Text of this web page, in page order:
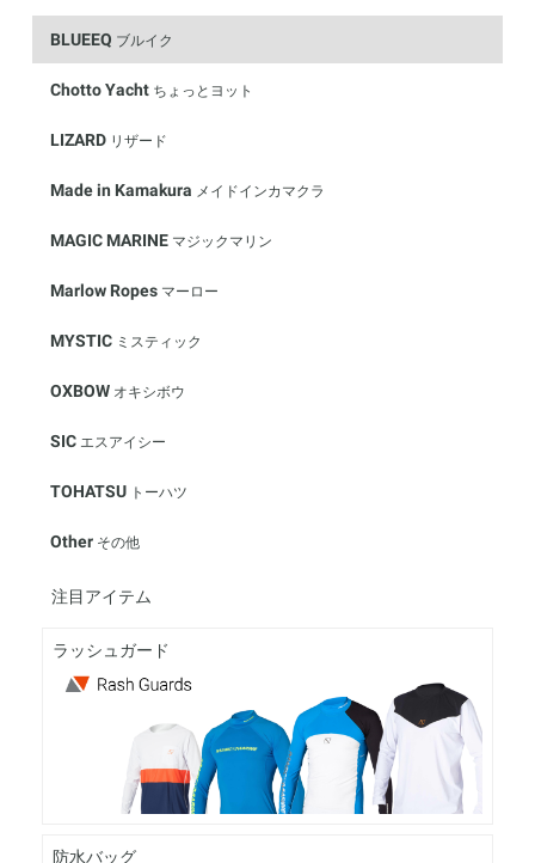
BLUEEQ ブルイク
Chotto Yacht ちょっとヨット
LIZARD リザード
Made in Kamakura メイドインカマクラ
MAGIC MARINE マジックマリン
Marlow Ropes マーロー
MYSTIC ミスティック
OXBOW オキシボウ
SIC エスアイシー
TOHATSU トーハツ
Other その他
注目アイテム
ラッシュガード
防水バッグ